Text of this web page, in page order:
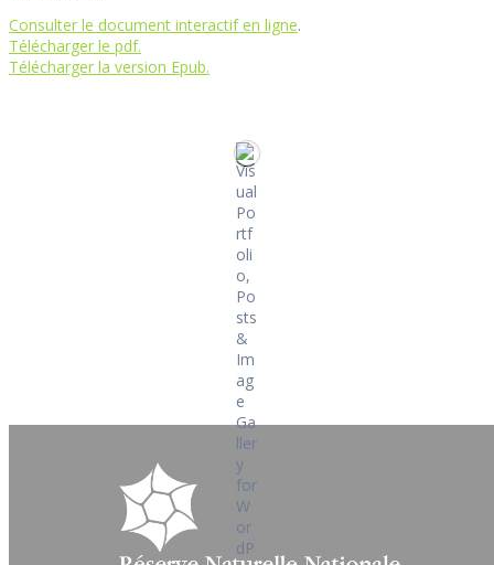
Consulter le document interactif en ligne.
Télécharger le pdf.
Télécharger la version Epub.